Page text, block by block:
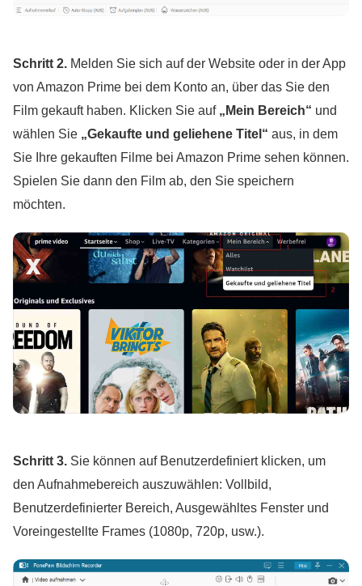
Schritt 2. Melden Sie sich auf der Website oder in der App
von Amazon Prime bei dem Konto an, über das Sie den
Film gekauft haben. Klicken Sie auf „Mein Bereich“ und
wählen Sie „Gekaufte und geliehene Titel“ aus, in dem
Sie Ihre gekauften Filme bei Amazon Prime sehen können.
Spielen Sie dann den Film ab, den Sie speichern
möchten.
Schritt 3. Sie können auf Benutzerdefiniert klicken, um
den Aufnahmebereich auszuwählen: Vollbild,
Benutzerdefinierter Bereich, Ausgewähltes Fenster und
Voreingestellte Frames (1080p, 720p, usw.).